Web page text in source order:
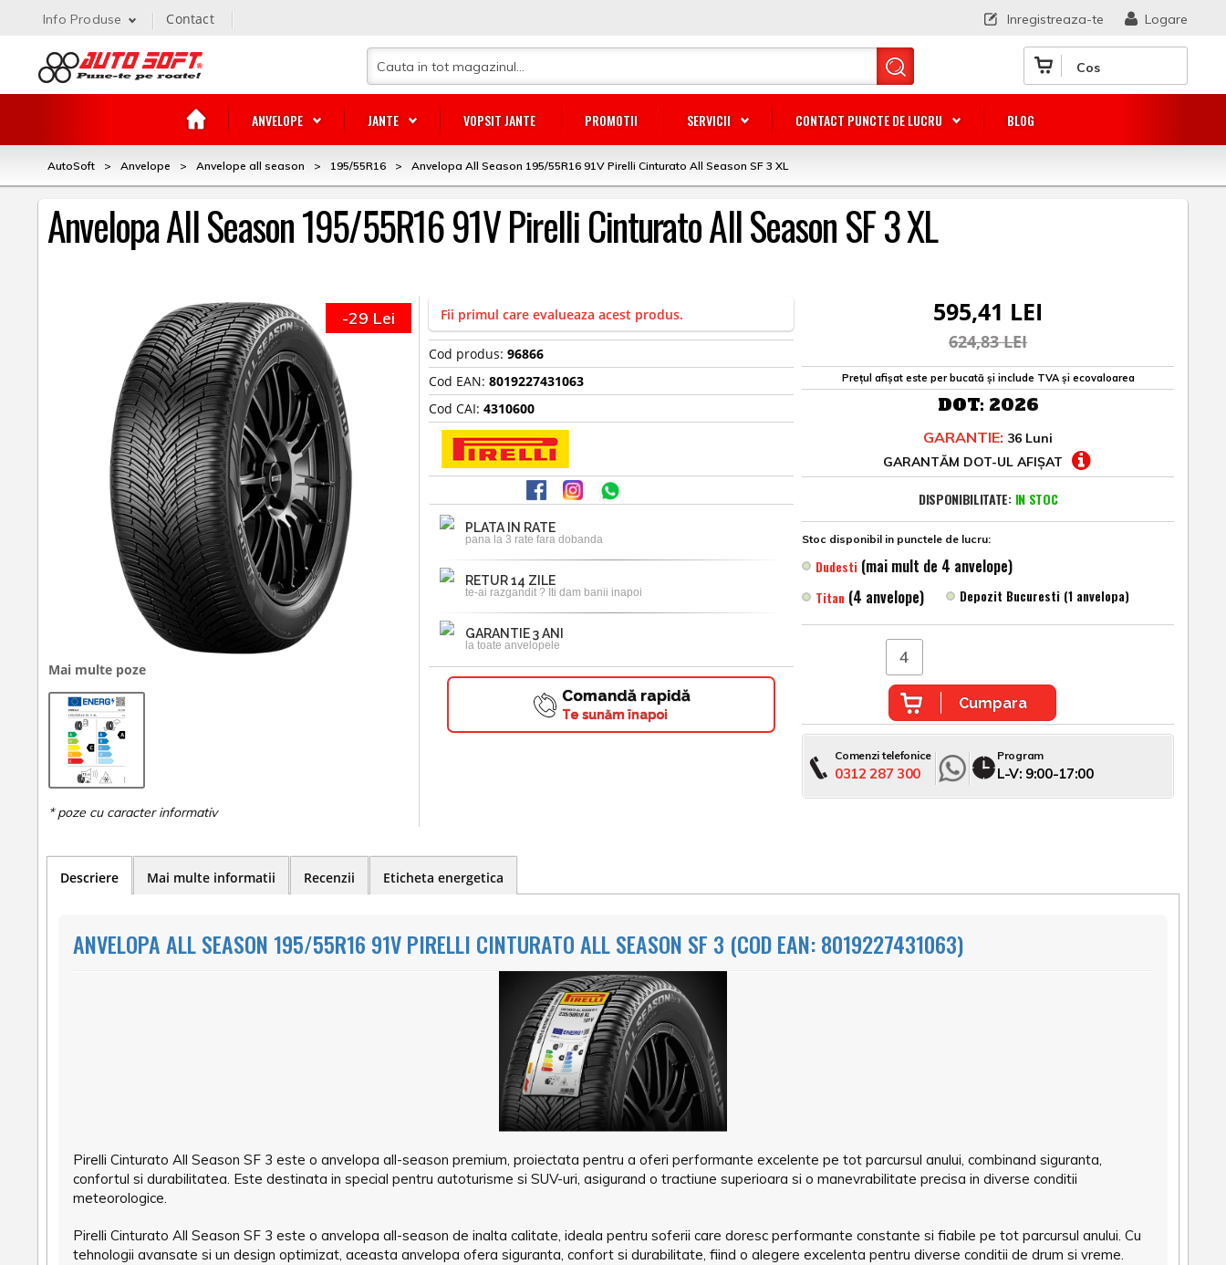
Cos
ANVELOPE JANTE VOPSIT JANTE PROMOTII SERVICII CONTACT PUNCTE DE LUCRU BLOG
Logare
Inregistreaza-te
Info Produse Contact
AutoSoft > Anvelope > Anvelope all season > 195/55R16 > Anvelopa All Season 195/55R16 91V Pirelli Cinturato All Season SF 3 XL
Anvelopa All Season 195/55R16 91V Pirelli Cinturato All Season SF 3 XL
Mai multe poze
-29 Lei Fii primul care evalueaza acest produs.
Cod produs:96866
Cod EAN:8019227431063
Cod CAI:4310600
PLATA IN RATE
pana la 3 rate fara dobanda
RETUR 14 ZILE
te-ai razgandit ? Iti dam banii inapoi
GARANTIE 3 ANI
la toate anvelopele
Comandă rapidă
Te sunăm înapoi
595,41 LEI
624,83 LEI
Prețul afișat este per bucată și include TVA și ecovaloarea
DOT: 2026
GARANTIE: 36 Luni
GARANTĂM DOT-UL AFIȘAT
DISPONIBILITATE: IN STOC
Stoc disponibil in punctele de lucru:
Dudesti (mai mult de 4 anvelope)
Titan (4 anvelope) Depozit Bucuresti (1 anvelopa)
Cumpara
Comenzi telefonice
0312 287 300
Program
L-V: 9:00-17:00
Descriere Mai multe informatii Recenzii Eticheta energetica
ANVELOPA ALL SEASON 195/55R16 91V PIRELLI CINTURATO ALL SEASON SF 3 (COD EAN: 8019227431063)
Pirelli Cinturato All Season SF 3 este o anvelopa all-season premium, proiectata pentru a oferi performante excelente pe tot parcursul anului, combinand siguranta,
confortul si durabilitatea. Este destinata in special pentru autoturisme si SUV-uri, asigurand o tractiune superioara si o manevrabilitate precisa in diverse conditii
meteorologice.
Pirelli Cinturato All Season SF 3 este o anvelopa all-season de inalta calitate, ideala pentru soferii care doresc performante constante si fiabile pe tot parcursul anului. Cu
tehnologii avansate si un design optimizat, aceasta anvelopa ofera siguranta, confort si durabilitate, fiind o alegere excelenta pentru diverse conditii de drum si vreme.